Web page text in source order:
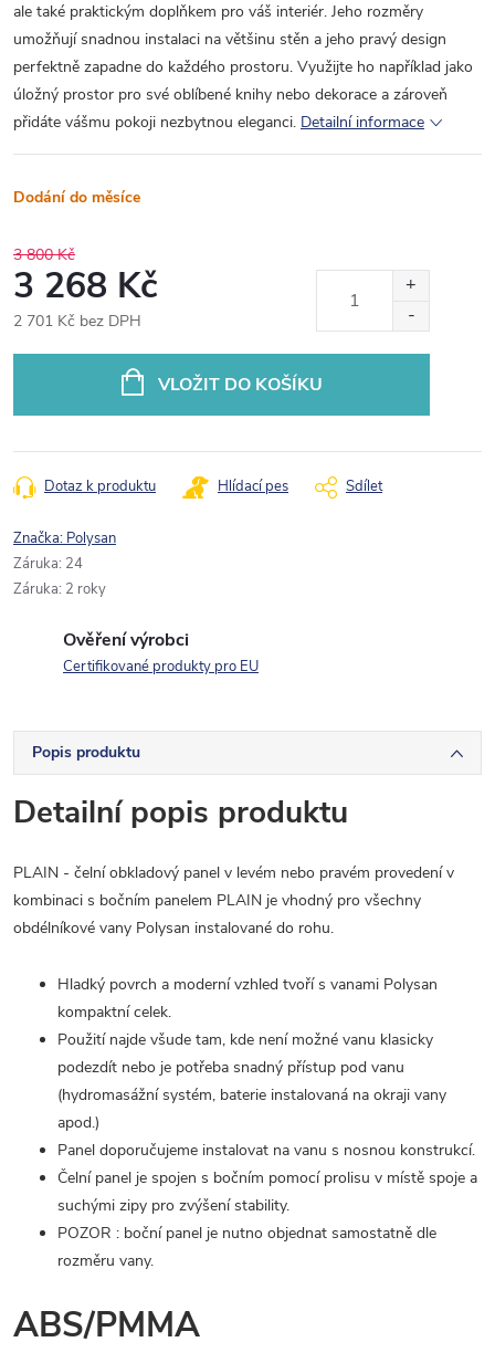
ale také praktickým doplňkem pro váš interiér. Jeho rozměry
umožňují snadnou instalaci na většinu stěn a jeho pravý design
perfektně zapadne do každého prostoru. Využijte ho například jako
úložný prostor pro své oblíbené knihy nebo dekorace a zároveň
přidáte vášmu pokoji nezbytnou eleganci. Detailní informace
Dodání do měsíce
3 800 Kč
3 268 Kč
2 701 Kč bez DPH
VLOŽIT DO KOŠÍKU
Dotaz k produktu Hlídací pes Sdílet
Značka: Polysan
Záruka: 24
Záruka: 2 roky
Ověření výrobci
Certifikované produkty pro EU
Popis produktu
Detailní popis produktu
PLAIN - čelní obkladový panel v levém nebo pravém provedení v
kombinaci s bočním panelem PLAIN je vhodný pro všechny
obdélníkové vany Polysan instalované do rohu.
Hladký povrch a moderní vzhled tvoří s vanami Polysan
kompaktní celek.
Použití najde všude tam, kde není možné vanu klasicky
podezdít nebo je potřeba snadný přístup pod vanu
(hydromasážní systém, baterie instalovaná na okraji vany
apod.)
Panel doporučujeme instalovat na vanu s nosnou konstrukcí.
Čelní panel je spojen s bočním pomocí prolisu v místě spoje a
suchými zipy pro zvýšení stability.
POZOR : boční panel je nutno objednat samostatně dle
rozměru vany.
ABS/PMMA